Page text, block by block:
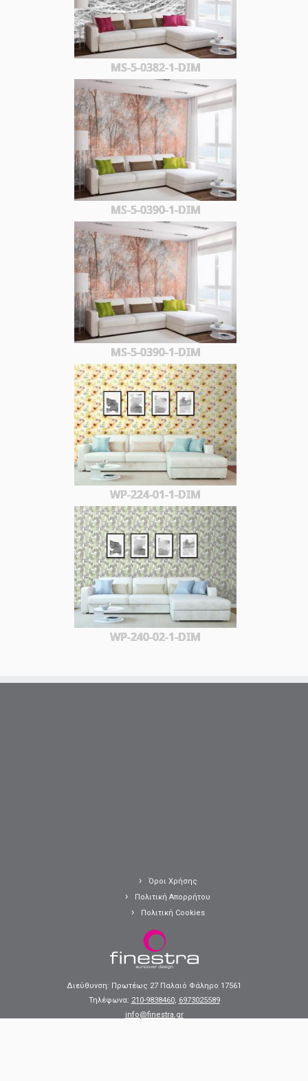
MS-5-0382-1-DIM
MS-5-0390-1-DIM
MS-5-0390-1-DIM
WP-224-01-1-DIM
WP-240-02-1-DIM
Όροι Χρήσης
Πολιτική Απορρήτου
Πολιτική Cookies
Διεύθυνση: Πρωτέως 27 Παλαιό Φάληρο 17561
Τηλέφωνα: 210-9838460, 6973025589
info@finestra.gr